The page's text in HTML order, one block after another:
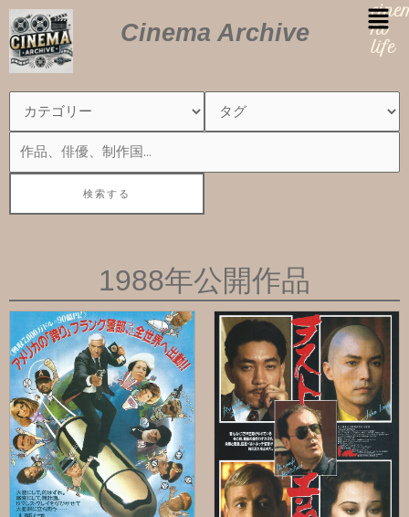
内
容
を
ス
Cinema Archive
no
life
1988年公開作品